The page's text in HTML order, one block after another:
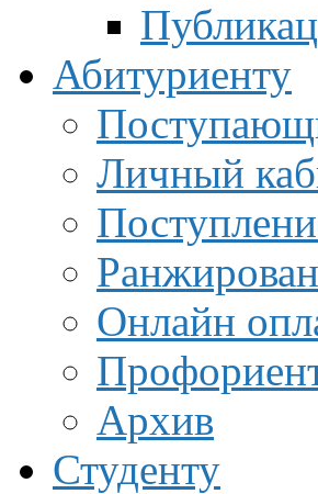
Абитуриенту
Личный
Онлайн
Архив
Студенту